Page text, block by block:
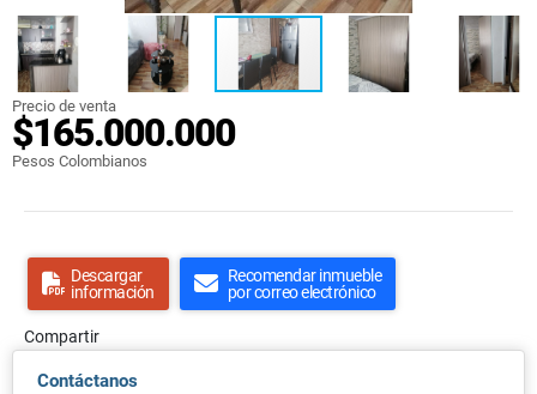
Precio de venta
$165.000.000
Pesos Colombianos
Descargar
información
Recomendar inmueble
por correo electrónico
Compartir
Contáctanos